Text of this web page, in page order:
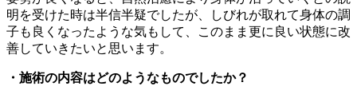
明を受けた時は半信半疑でしたが、しびれが取れて身体の調
子も良くなったような気もして、このまま更に良い状態に改
善していきたいと思います。
・施術の内容はどのようなものでしたか？